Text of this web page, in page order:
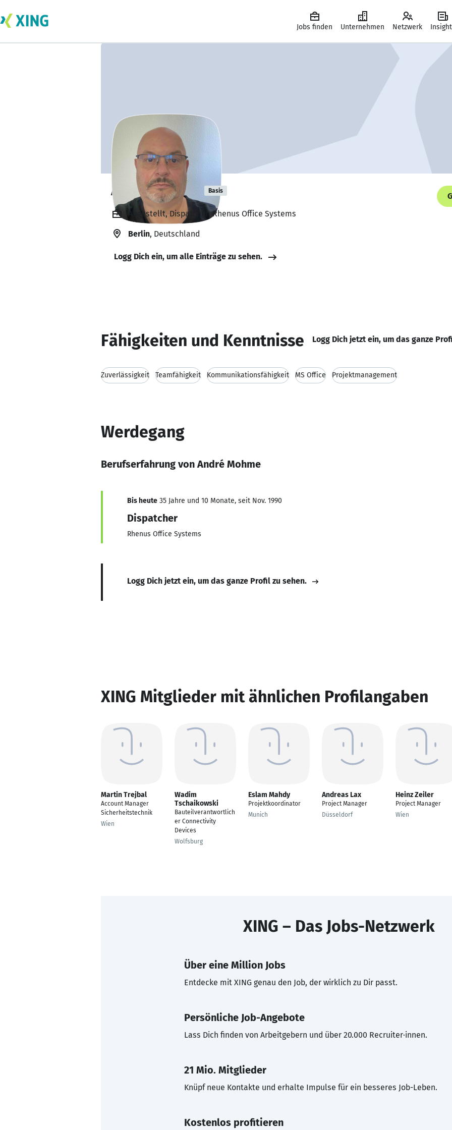
Jobs finden Unternehmen Netzwerk
André Mohme Basis
Angestellt, Dispatcher, Rhenus Office Systems
Berlin, Deutschland
Logg Dich ein, um alle Einträge zu sehen.
Fähigkeiten und Kenntnisse Logg Dich jetzt ein, um das ganze
Zuverlässigkeit Teamfähigkeit Kommunikationsfähigkeit MS Office Projektmanagement
Werdegang
Berufserfahrung von André Mohme
Bis heute 35 Jahre und 10 Monate, seit Nov. 1990
Dispatcher
Rhenus Office Systems
Logg Dich jetzt ein, um das ganze Profil zu sehen.
XING Mitglieder mit ähnlichen Profilangaben
Martin Trejbal
Account Manager
Sicherheitstechnik
Wien
Wadim
Tschaikowski
Bauteilverantwortlich
er Connectivity
Devices
Wolfsburg
Eslam Mahdy
Projektkoordinator
Munich
Andreas Lax
Project Manager
Düsseldorf
Heinz Zeiler
Project Manager
Wien
XING – Das Jobs-Netzwerk
Über eine Million Jobs
Entdecke mit XING genau den Job, der wirklich zu Dir passt.
Persönliche Job-Angebote
Lass Dich finden von Arbeitgebern und über 20.000 Recruiter·innen.
21 Mio. Mitglieder
Knüpf neue Kontakte und erhalte Impulse für ein besseres Job-Leben.
Kostenlos profitieren